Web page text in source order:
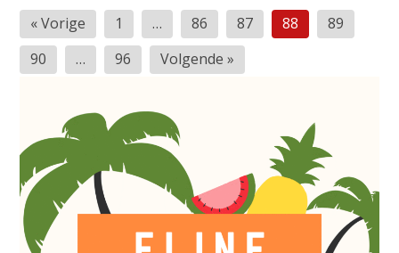
Berichten
paginering
« Vorige 1 … 86 87 88
89
90
… 96 Volgende »